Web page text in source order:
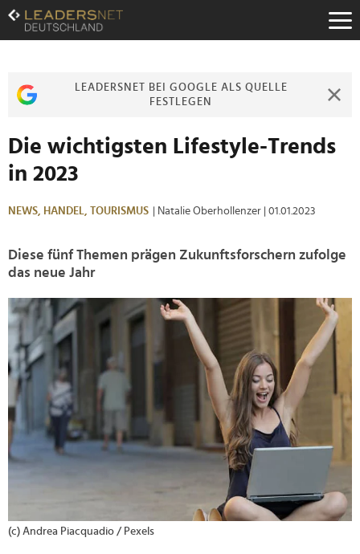
Zum
Inhalt
Zur
Zur
LEADERSNET BEI GOOGLE ALS QUELLE
FESTLEGEN
Die wichtigsten Lifestyle-Trends
in 2023
NEWS, HANDEL, TOURISMUS | Natalie Oberhollenzer | 01.01.2023
Diese fünf Themen prägen Zukunftsforschern zufolge
das neue Jahr
>
(c) Andrea Piacquadio / Pexels